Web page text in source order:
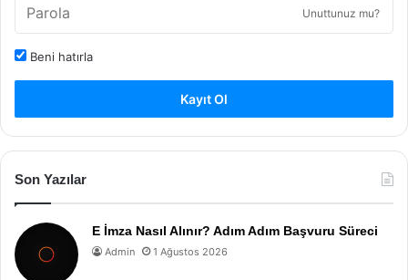
Unuttunuz mu?
Beni hatırla
Kayıt Ol
Son Yazılar
E İmza Nasıl Alınır? Adım Adım Başvuru Süreci
Admin 1 Ağustos 2026